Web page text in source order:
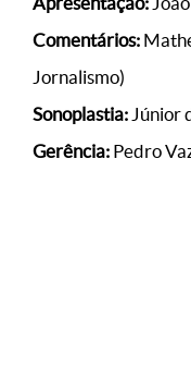
Comentários:
Jornalismo)
Sonoplastia: Júnior
Gerência: Pedro